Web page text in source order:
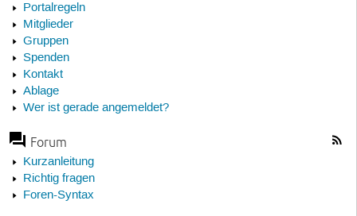
Portalregeln
Mitglieder
Gruppen
Spenden
Kontakt
Ablage
Wer ist gerade angemeldet?
Forum
Kurzanleitung
Richtig fragen
Foren-Syntax